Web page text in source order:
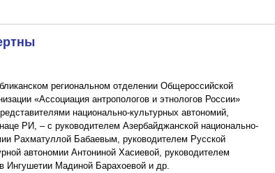
региональном отделении Общероссийской
«Ассоциация антропологов и этнологов России»
национально-культурных автономий,
РИ, – с руководителем Азербайджанской национально-
Рахматуллой Бабаевым, руководителем Русской
автономии Антониной Хасиевой, руководителем
Ингушетии Мадиной Барахоевой и др.